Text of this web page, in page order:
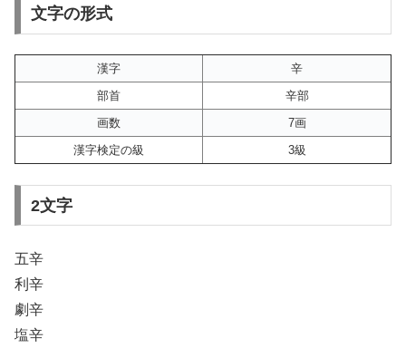
文字の形式
漢字
辛
部首
辛部
画数
7画
漢字検定の級
3級
2文字
五辛
利辛
劇辛
塩辛